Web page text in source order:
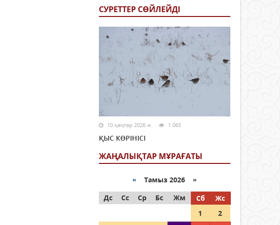
СУРЕТТЕР СӨЙЛЕЙДI
10 қаңтар 2026 ж. 1 065
ҚЫС КӨРІНІСІ
ЖАҢАЛЫҚТАР МҰРАҒАТЫ
« Тамыз 2026 »
Дс
Сс Ср Бс Жм Сб
Жс
1
2